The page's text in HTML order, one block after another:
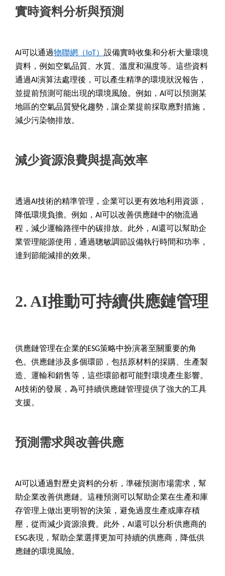
實時資料分析與預測
AI 可以通過物聯網（IoT ） 設備實時收集和分析大量環境
資料，例如空氣品質、水質、溫度和濕度等。這些資料
通過AI演算法處理後，可以產生精準的環境狀況報告，
並提前預測可能出現的環境風險。例如，AI可以預測某
地區的空氣品質變化趨勢，讓企業提前採取應對措施，
減少污染物排放。
減少資源浪費與提高效率
透過AI技術的精準管理，企業可以更有效地利用資源，
降低環境負擔。例如，AI可以改善供應鏈中的物流過
程，減少運輸路徑中的碳排放。此外，AI還可以幫助企
業管理能源使用，通過聰敏調節設備執行時間和功率，
達到節能減排的效果。
2. AI推動可持續供應鏈管理
供應鏈管理在企業的ESG策略中扮演著至關重要的角
色。供應鏈涉及多個環節，包括原材料的採購、生產製
造、運輸和銷售等，這些環節都可能對環境產生影響。
AI技術的發展，為可持續供應鏈管理提供了強大的工具
支援。
預測需求與改善供應
AI 可以通過對歷史資料的分析，準確預測市場需求，幫
助企業改善供應鏈。這種預測可以幫助企業在生產和庫
存管理上做出更明智的決策，避免過度生產或庫存積
壓，從而減少資源浪費。此外，AI還可以分析供應商的
ESG表現，幫助企業選擇更加可持續的供應商，降低供
應鏈的環境風險。